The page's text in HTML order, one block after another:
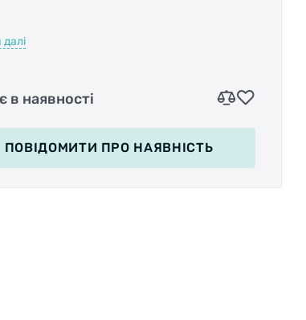
звонок с броским
который представляет собой
корпуса. Он идеально подойдет
на женские велосипеды, или
велосипеды для девочек.
он стандартно, на рули
22.2 мм.
в наявності
ПОВІДОМИТИ ПРО НАЯВНІСТЬ